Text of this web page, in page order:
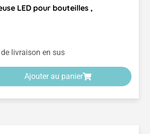
LED pour bouteilles ,
livraison en sus
Ajouter au panier